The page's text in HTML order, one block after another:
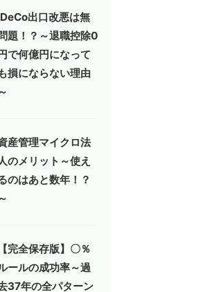
出口改悪は無
題！？～退職控除0
で何億円になって
損にならない理由
～
産管理マイクロ法
のメリット～使え
のはあと数年！？
～
【完全保存版】〇％
ールの成功率～過
37年の全パターン